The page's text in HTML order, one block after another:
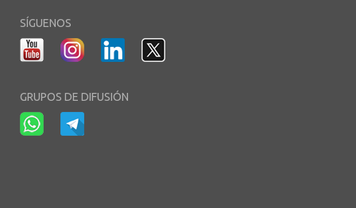
SÍGUENOS
GRUPOS DE DIFUSIÓN